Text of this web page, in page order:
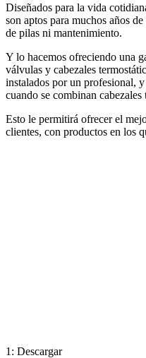
Diseñados para la vida
son aptos para muchos años
de pilas ni mantenimiento.
Y lo hacemos ofreciendo una
válvulas y cabezales
instalados por un profesional,
cuando se combinan
Esto le permitirá ofrecer el
clientes, con productos en los
1: Descargar